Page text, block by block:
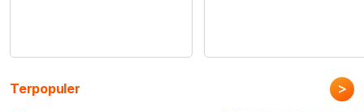
Terpopuler >